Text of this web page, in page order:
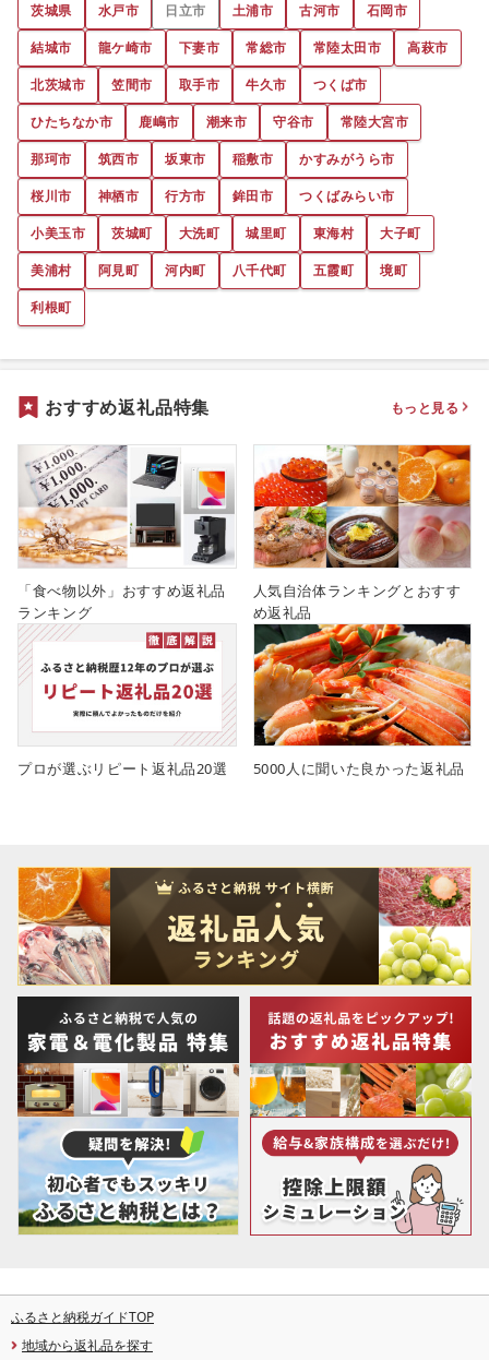
茨城県 水戸市 日立市 土浦市 古河市
石岡市
結城市
龍ケ崎市 下妻市 常総市 常陸太田市
高萩市
北茨城市
笠間市 取手市 牛久市
つくば市
ひたちなか市
鹿嶋市 潮来市 守谷市
常陸大宮市
那珂市
筑西市 坂東市 稲敷市
かすみがうら市
桜川市
神栖市 行方市 鉾田市
つくばみらい市
小美玉市
茨城町 大洗町 城里町 東海村
大子町
美浦村
阿見町 河内町 八千代町 五霞町
境町
利根町
おすすめ返礼品特集 もっと見る
「食べ物以外」おすすめ返礼品
ランキング
人気自治体ランキングとおすす
め返礼品
プロが選ぶリピート返礼品20選 5000人に聞いた良かった返礼品
ふるさと納税ガイドTOP
地域から返礼品を探す